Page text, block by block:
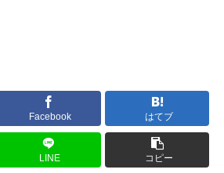
Facebook はてブ
LINE コピー